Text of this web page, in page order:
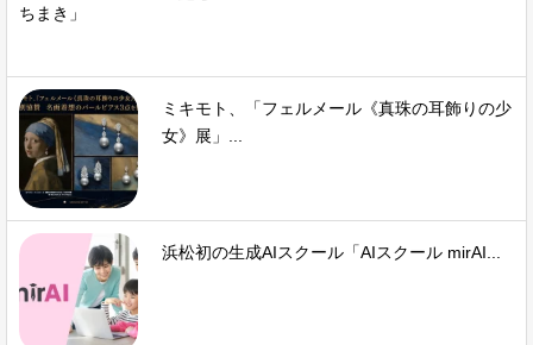
ミキモト、「フェルメール《真珠の耳飾りの少
女》展」...
浜松初の生成AIスクール「AIスクール mirAI...